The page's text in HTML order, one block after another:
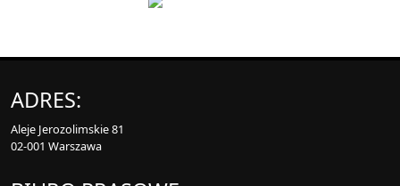
ADRES:
Aleje Jerozolimskie 81
02-001 Warszawa